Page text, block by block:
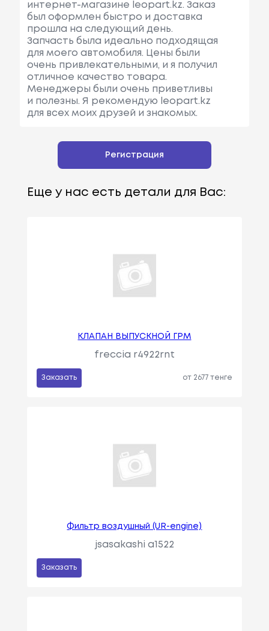
интернет-магазине leopart.kz. Заказ
был оформлен быстро и доставка
прошла на следующий день.
Запчасть была идеально подходящая
для моего автомобиля. Цены были
очень привлекательными, и я получил
отличное качество товара.
Менеджеры были очень приветливы
и полезны. Я рекомендую leopart.kz
для всех моих друзей и знакомых.
Регистрация
Еще у нас есть детали для Вас:
КЛАПАН ВЫПУСКНОЙ ГРМ
freccia r4922rnt
Заказать от 2677 тенге
Фильтр воздушный (UR-engine)
jsasakashi a1522
Заказать